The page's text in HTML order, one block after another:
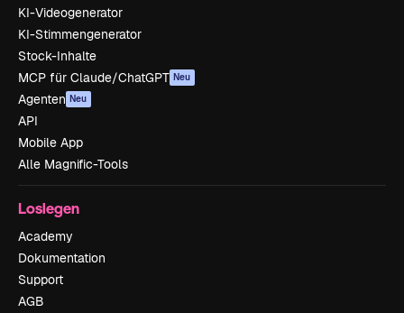
KI-Videogenerator
KI-Stimmengenerator
Stock-Inhalte
MCP für Claude/ChatGPT Neu
Agenten Neu
API
Mobile App
Alle Magnific-Tools
Loslegen
Academy
Dokumentation
Support
AGB